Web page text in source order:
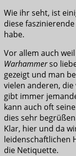
Wie ihr seht, ist
diese
habe.
Vor allem auch
Warhammerso
gezeigt und man
vielen anderen,
gibt immer
kann auch oft
dies sehr
Klar, hier und da
leidenschaftlichen
die Netiquette.